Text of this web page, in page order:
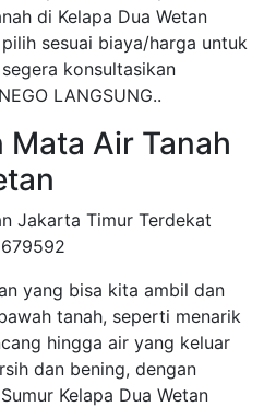
di Kelapa Dua Wetan
sesuai biaya/harga untuk
konsultasikan
LANGSUNG..
Air Tanah
Jakarta Timur Terdekat
yang bisa kita ambil dan
tanah, seperti menarik
hingga air yang keluar
dan bening, dengan
Kelapa Dua Wetan